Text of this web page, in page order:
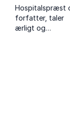
Esben Kjær
Hospitalspræst
forfatter, taler
ærligt og